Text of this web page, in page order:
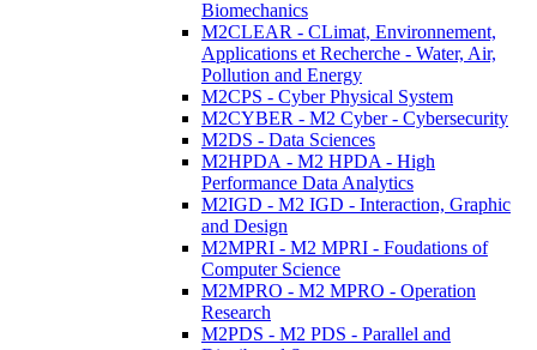
Biomechanics
M2CLEAR - CLimat, Environnement,
Applications et Recherche - Water, Air,
Pollution and Energy
M2CPS - Cyber Physical System
M2CYBER - M2 Cyber - Cybersecurity
M2DS - Data Sciences
M2HPDA - M2 HPDA - High
Performance Data Analytics
M2IGD - M2 IGD - Interaction, Graphic
and Design
M2MPRI - M2 MPRI - Foudations of
Computer Science
M2MPRO - M2 MPRO - Operation
Research
M2PDS - M2 PDS - Parallel and